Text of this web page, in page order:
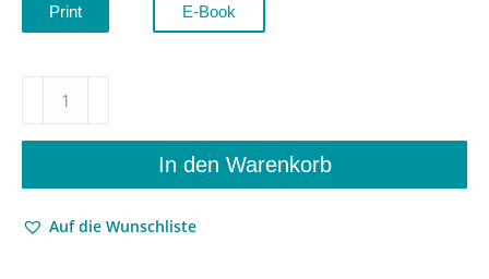
Print E-Book
Liv
–
In den Warenkorb
Auf die Wunschliste